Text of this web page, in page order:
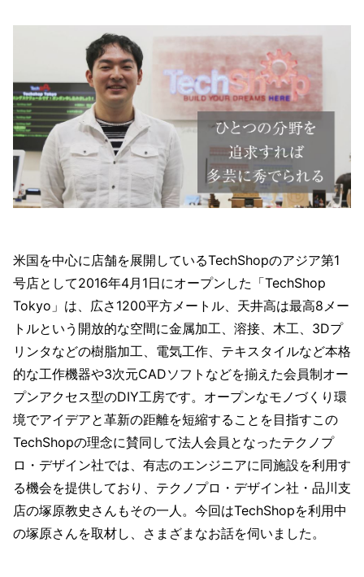
米国を中心に店舗を展開しているTechShopのアジア第1
号店として2016年4月1日にオープンした「TechShop
Tokyo」は、広さ1200平方メートル、天井高は最高8メー
トルという開放的な空間に金属加工、溶接、木工、3Dプ
リンタなどの樹脂加工、電気工作、テキスタイルなど本格
的な工作機器や3次元CADソフトなどを揃えた会員制オー
プンアクセス型のDIY工房です。オープンなモノづくり環
境でアイデアと革新の距離を短縮することを目指すこの
TechShopの理念に賛同して法人会員となったテクノプ
ロ・デザイン社では、有志のエンジニアに同施設を利用す
る機会を提供しており、テクノプロ・デザイン社・品川支
店の塚原教史さんもその一人。今回はTechShopを利用中
の塚原さんを取材し、さまざまなお話を伺いました。